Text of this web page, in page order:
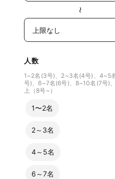
〜
人数
1~2名(3号)、2~3名(4号)、4~5
号)、6~7名(6号)、8~10名(7号)
上（8号~）
1〜2名
2～3名
4～5名
6～7名